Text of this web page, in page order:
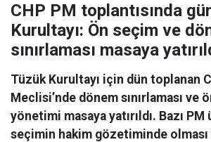
CHP PM toplantısında
Kurultayı: Ön seçim ve
sınırlaması masaya
Tüzük Kurultayı için dün toplanan
Meclisi’nde dönem sınırlaması ve
yönetimi masaya yatırıldı. Bazı
seçimin hakim gözetiminde olması